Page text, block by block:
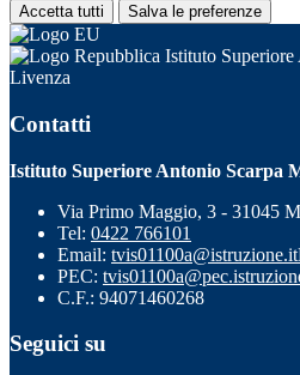
Accetta tutti Salva le preferenze
Istituto
Livenza
Contatti
Istituto Superiore Antonio Scarpa
Via Primo Maggio, 3 - 31045
Tel: 0422 766101
Email: tvis01100a@istruzione.it
PEC:
C.F.: 94071460268
Seguici su